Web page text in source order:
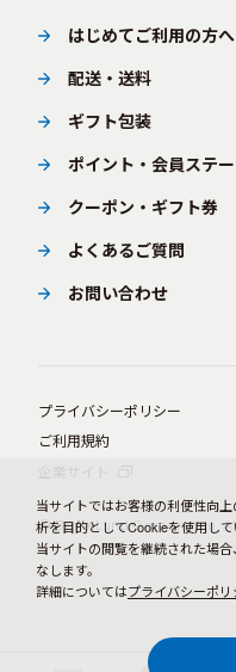
はじめてご利用の方へ
配送・送料
ギフト包装
ポイント・会員ステ
クーポン・ギフト券
よくあるご質問
お問い合わせ
プライバシーポリシー
ご利用規約
© BørneLund Corporation. All
当サイトではお客様の利便性向
析を目的としてCookieを使用して
当サイトの閲覧を継続された場
なします。
詳細についてはプライバシーポリ